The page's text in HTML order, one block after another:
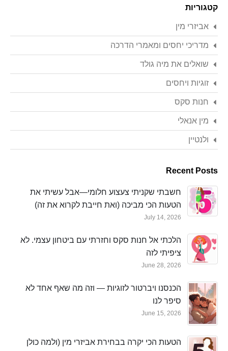
קטגוריות
אביזרי מין
מדריכי יחסים ומאמרי הדרכה
שואלים את מיה גולד
זוגיות ויחסים
חנות סקס
מין אנאלי
ולנטיין
Recent Posts
חשבתי שקניתי צעצוע חלומי—אבל עשיתי את
הטעות הכי מביכה (ואת חייבת לקרוא את זה)
July 14, 2026
הלכתי אל חנות סקס וחזרתי עם ביטחון עצמי. לא
ציפיתי לזה
June 28, 2026
הכנסנו ויברטור לזוגיות — וזה מה שאף אחד לא
סיפר לנו
June 15, 2026
הטעות הכי יקרה בבחירת אביזרי מין (ולמה כולן